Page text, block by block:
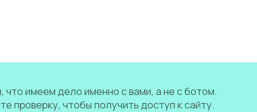
что имеем дело именно с вами, а не с ботом.
проверку, чтобы получить доступ к сайту.